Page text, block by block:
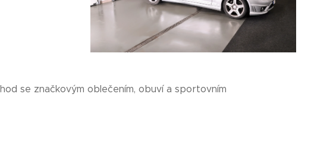
se značkovým oblečením, obuví a sportovním